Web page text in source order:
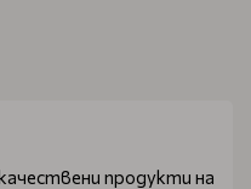
продукти на